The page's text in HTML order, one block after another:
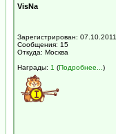
VisNa
Зарегистрирован: 07.10.2011
Сообщения: 15
Откуда: Москва
Награды: 1 (Подробнее... )